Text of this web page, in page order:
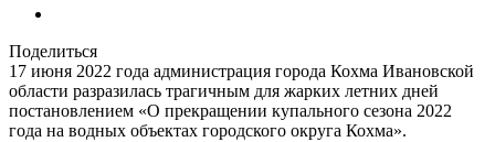
Поделиться
17 июня 2022 года администрация города Кохма Ивановской
области разразилась трагичным для жарких летних дней
постановлением «О прекращении купального сезона 2022
года на водных объектах городского округа Кохма».